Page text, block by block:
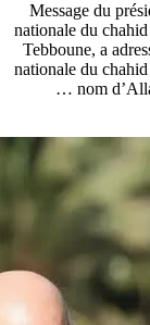
Message du
nationale du
Tebboune, a
nationale du
nom